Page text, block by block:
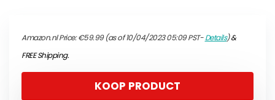
Amazon.nl Price:€59.99(as of 10/04/2023 05:09 PST-Details)&
FREE Shipping.
KOOP PRODUCT